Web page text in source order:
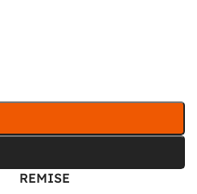
REMISE